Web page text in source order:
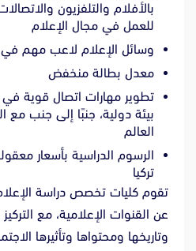
بالأفلام والتلفزيون
للعمل في مجال الإعلام
وسائل الإعلام لاعب مهم
معدل بطالة منخفض
تطوير مهارات اتصال قوية
بيئة دولية، جنبًا إلى جنب مع
العالم
الرسوم الدراسية بأسعار
تركيا
تقوم كليات تخصص دراسة
عن القنوات الإعلامية، مع
وتاريخها ومحتواها وتأثيرها